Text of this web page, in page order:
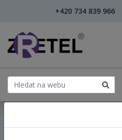
+420 734 839 966